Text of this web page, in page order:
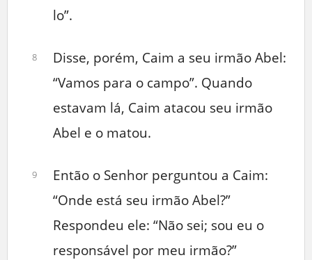
lo”.
8
Disse, porém, Caim a seu irmão Abel:
“Vamos para o campo”. Quando
estavam lá, Caim atacou seu irmão
Abel e o matou.
9
Então o Senhor perguntou a Caim:
“Onde está seu irmão Abel?”
Respondeu ele: “Não sei; sou eu o
responsável por meu irmão?”